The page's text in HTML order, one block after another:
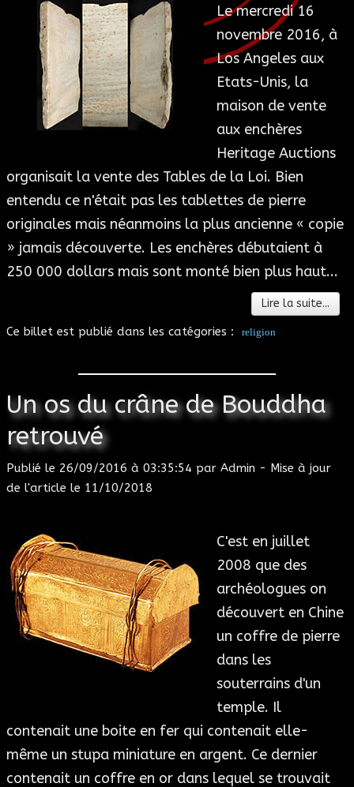
ESOTÉRISME
SECTES
BLOG
Le mercredi 16
novembre 2016, à
Los Angeles aux
Etats-Unis, la
maison de vente
aux enchères
Heritage Auctions
organisait la vente des Tables de la Loi. Bien
entendu ce n'était pas les tablettes de pierre
originales mais néanmoins la plus ancienne « copie
» jamais découverte. Les enchères débutaient à
250 000 dollars mais sont monté bien plus haut...
Lire la suite...
Ce billet est publié dans les catégories : religion
Un os du crâne de Bouddha
retrouvé
Publié le 26/09/2016 à 03:35:54 par Admin - Mise à jour
de l'article le 11/10/2018
C'est en juillet
2008 que des
archéologues on
découvert en Chine
un coffre de pierre
dans les
souterrains d'un
temple. Il
contenait une boite en fer qui contenait elle-
même un stupa miniature en argent. Ce dernier
contenait un coffre en or dans lequel se trouvait